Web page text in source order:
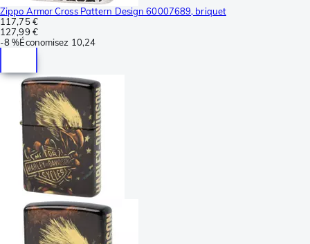
Zippo Armor Cross Pattern Design 60007689, briquet
117,75 €
127,99 €
-8 %Économisez 10,24